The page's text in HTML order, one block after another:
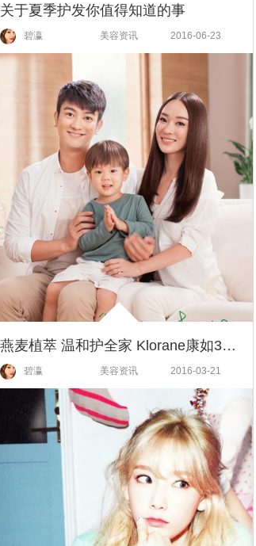
关于夏季护发你值得知道的事
碧瀛 美容资讯 2016-06-23
燕麦植萃 温和护全家 Klorane康如35年明星产品——燕麦•柔润倍护系列
碧瀛 美容资讯 2016-03-21